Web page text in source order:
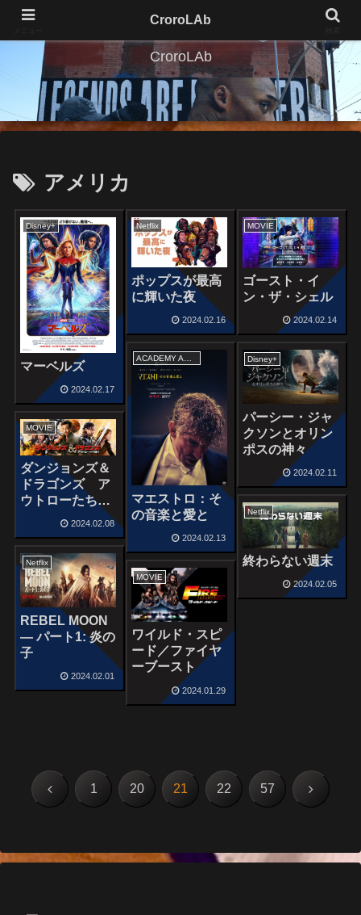
CroroLAb
アメリカ
Disney+
マーベルズ
2024.02.17
Netflix
ポップスが最高
に輝いた夜
2024.02.16
MOVIE
ゴースト・イ
ン・ザ・シェル
2024.02.14
ACADEMY AWARDS
マエストロ：そ
の音楽と愛と
2024.02.13
Disney+
パーシー・ジャ
クソンとオリン
ポスの神々
2024.02.11
MOVIE
ダンジョンズ＆
ドラゴンズ ア
ウトローたちの
2024.02.08
Netflix
終わらない週末
2024.02.05
Netflix
REBEL MOON
— パート1: 炎の
子
2024.02.01
MOVIE
ワイルド・スピ
ード／ファイヤ
ーブースト
2024.01.29
前 1 20 21 22 57 次
CroroLAb